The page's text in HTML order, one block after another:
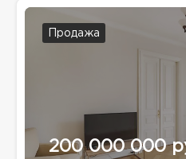
Продажа
200 000 000